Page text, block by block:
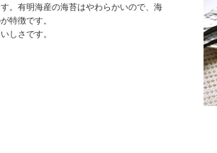
。有明海産の海苔はやわらかいので、海
特徴です。
しさです。